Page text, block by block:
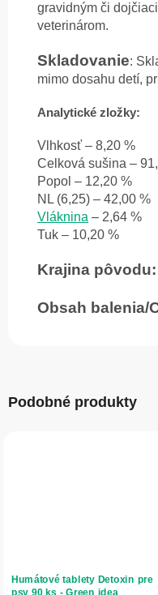
gravidným či
veterinárom.
Skladovanie:
mimo dosahu detí,
Analytické zložky:
Vlhkosť – 8,20 %
Celková sušina –
Popol – 12,20 %
NL (6,25) – 42,00 %
Vláknina – 2,64 %
Tuk – 10,20 %
Krajina pôvodu:
Obsah balenia/
Podobné produkty
Humátové tablety Detoxin pre